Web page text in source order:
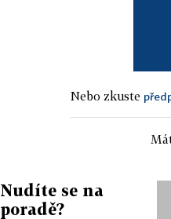
Nebo zkuste
Nudíte se na
poradě?